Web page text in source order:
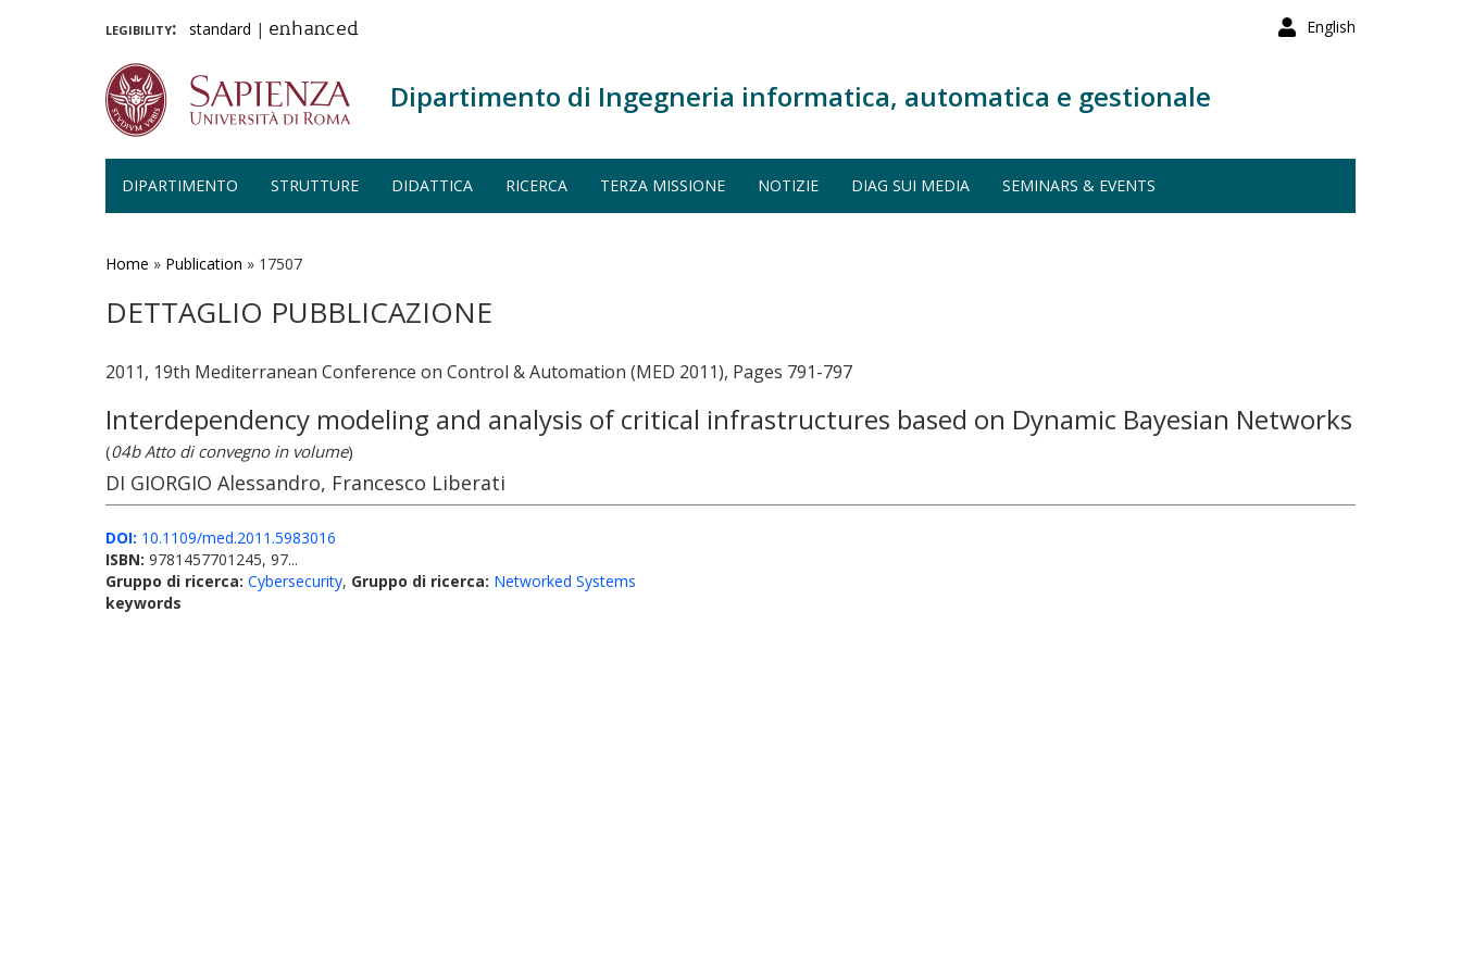
English
legibility: standard | enhanced
Dipartimento di Ingegneria informatica, automatica e gestionale
DIPARTIMENTO STRUTTURE DIDATTICA RICERCA TERZA MISSIONE NOTIZIE DIAG SUI MEDIA SEMINARS & EVENTS
Home » Publication » 17507
DETTAGLIO PUBBLICAZIONE
2011, 19th Mediterranean Conference on Control & Automation (MED 2011), Pages 791-797
Interdependency modeling and analysis of critical infrastructures based on Dynamic Bayesian Networks
(04b Atto di convegno in volume)
DI GIORGIO Alessandro, Francesco Liberati
DOI: 10.1109/med.2011.5983016
ISBN: 9781457701245, 97...
Gruppo di ricerca: Cybersecurity, Gruppo di ricerca: Networked Systems
keywords